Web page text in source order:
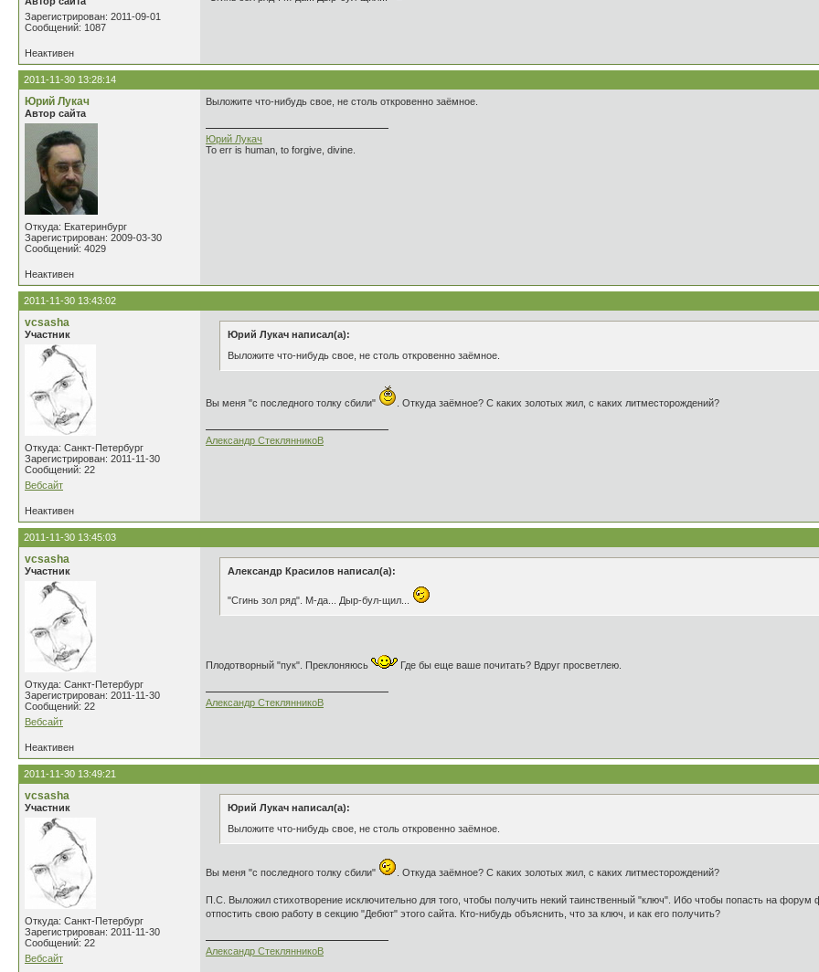
Зарегистрирован: 2011-09-01
Сообщений: 1087
Неактивен
2011-11-30 13:28:14
Юрий Лукач
Автор сайта
Откуда: Екатеринбург
Зарегистрирован: 2009-03-30
Сообщений: 4029
Выложите что-нибудь свое, не столь откровенно заёмное.
Юрий Лукач
To err is human, to forgive, divine.
Неактивен
2011-11-30 13:43:02
vcsasha
Участник
Откуда: Санкт-Петербург
Зарегистрирован: 2011-11-30
Сообщений: 22
Вебсайт
Юрий Лукач написал(а):
Выложите что-нибудь свое, не столь откровенно заёмное.
Вы меня "с последного толку сбили" . Откуда заёмное? С каких золотых жил, с каких литместорождений?
Александр СтеклянникоВ
Неактивен
2011-11-30 13:45:03
vcsasha
Участник
Откуда: Санкт-Петербург
Зарегистрирован: 2011-11-30
Сообщений: 22
Вебсайт
Александр Красилов написал(а):
"Сгинь зол ряд". М-да... Дыр-бул-щил...
Плодотворный "пук". Преклоняюсь Где бы еще ваше почитать? Вдруг просветлею.
Александр СтеклянникоВ
Неактивен
2011-11-30 13:49:21
vcsasha
Участник
Откуда: Санкт-Петербург
Зарегистрирован: 2011-11-30
Сообщений: 22
Вебсайт
Юрий Лукач написал(а):
Выложите что-нибудь свое, не столь откровенно заёмное.
Вы меня "с последного толку сбили" . Откуда заёмное? С каких золотых жил, с каких литместорождений?
П.С. Выложил стихотворение исключительно для того, чтобы получить некий таинственный "ключ". Ибо чтобы попасть на форум
отпостить свою работу в секцию "Дебют" этого сайта. Кто-нибудь объяснить, что за ключ, и как его получить?
Александр СтеклянникоВ